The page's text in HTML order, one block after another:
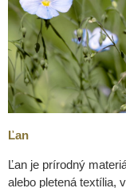
Ľan
Ľan je prírodný
alebo pletená textília,